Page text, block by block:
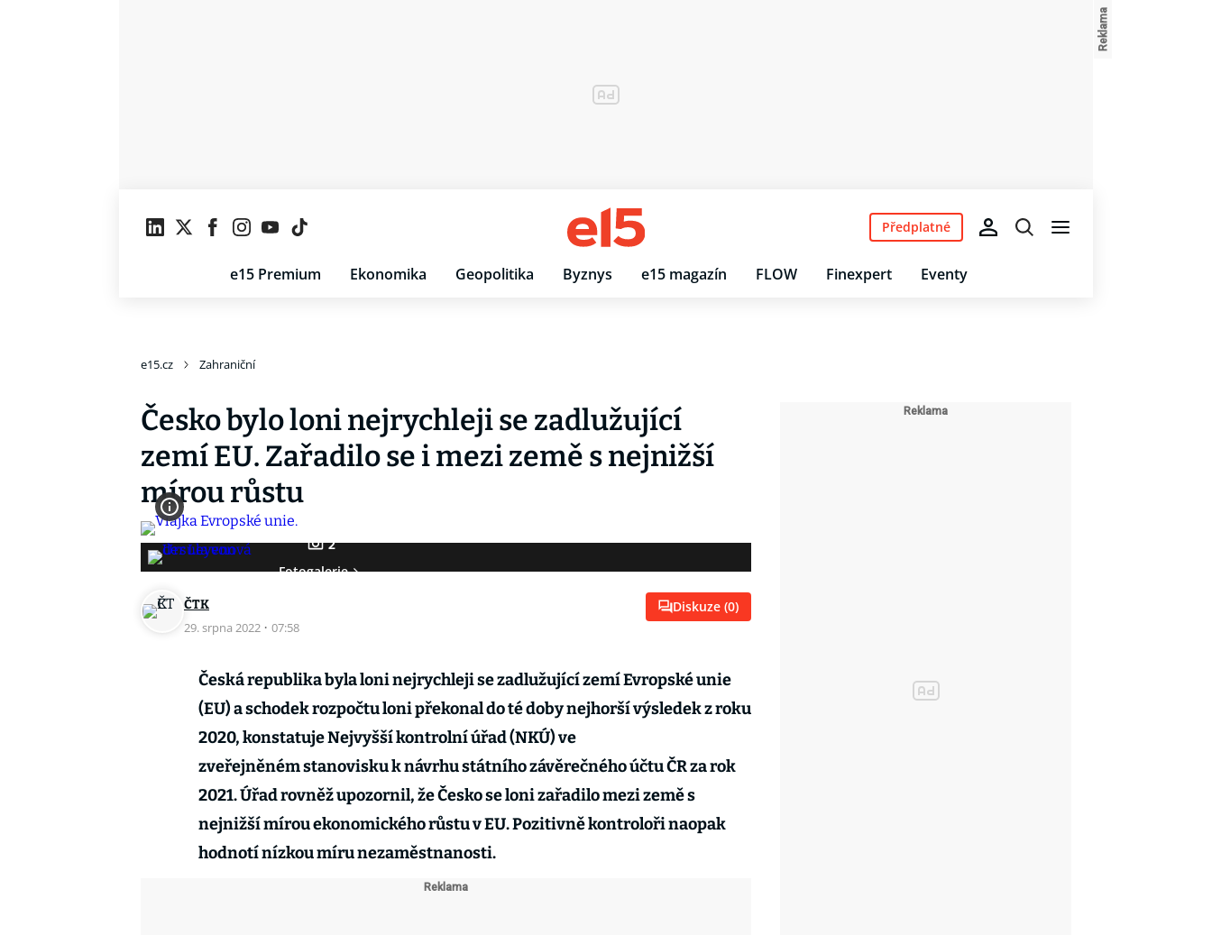
e15 Premium Ekonomika Geopolitika Byznys e15 magazín FLOW Finexpert Eventy
Předplatné
e15.cz Zahraniční
Česko bylo loni nejrychleji se zadlužující
zemí EU. Zařadilo se i mezi země s nejnižší
mírou růstu
2
Fotogalerie
ČTK
29. srpna 2022 · 07:58
Diskuze (0)
Česká republika byla loni nejrychleji se zadlužující zemí Evropské unie
(EU) a schodek rozpočtu loni překonal do té doby nejhorší výsledek z roku
2020, konstatuje Nejvyšší kontrolní úřad (NKÚ) ve
zveřejněném stanovisku k návrhu státního závěrečného účtu ČR za rok
2021. Úřad rovněž upozornil, že Česko se loni zařadilo mezi země s
nejnižší mírou ekonomického růstu v EU. Pozitivně kontroloři naopak
hodnotí nízkou míru nezaměstnanosti.